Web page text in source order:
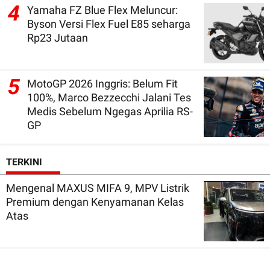
4
Yamaha FZ Blue Flex Meluncur:
Byson Versi Flex Fuel E85 seharga
Rp23 Jutaan
5 MotoGP 2026 Inggris: Belum Fit
100%, Marco Bezzecchi Jalani Tes
Medis Sebelum Ngegas Aprilia RS-
GP
TERKINI
Mengenal MAXUS MIFA 9, MPV Listrik
Premium dengan Kenyamanan Kelas
Atas